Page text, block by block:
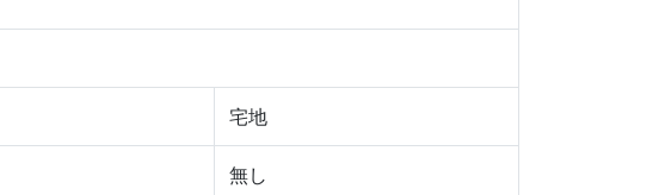
宅地
無し